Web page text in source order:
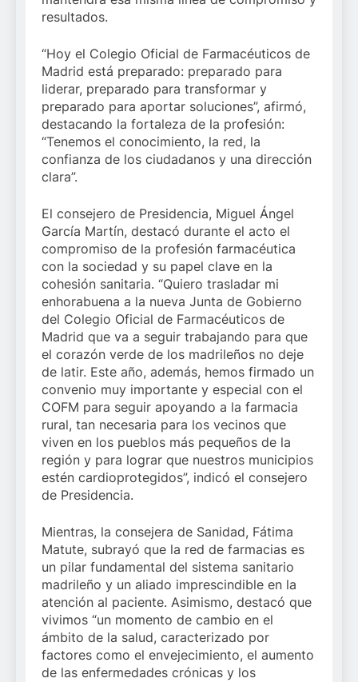
resultados.
“Hoy el Colegio Oficial de Farmacéuticos de
Madrid está preparado: preparado para
liderar, preparado para transformar y
preparado para aportar soluciones”, afirmó,
destacando la fortaleza de la profesión:
“Tenemos el conocimiento, la red, la
confianza de los ciudadanos y una dirección
clara”.
El consejero de Presidencia, Miguel Ángel
García Martín, destacó durante el acto el
compromiso de la profesión farmacéutica
con la sociedad y su papel clave en la
cohesión sanitaria. “Quiero trasladar mi
enhorabuena a la nueva Junta de Gobierno
del Colegio Oficial de Farmacéuticos de
Madrid que va a seguir trabajando para que
el corazón verde de los madrileños no deje
de latir. Este año, además, hemos firmado un
convenio muy importante y especial con el
COFM para seguir apoyando a la farmacia
rural, tan necesaria para los vecinos que
viven en los pueblos más pequeños de la
región y para lograr que nuestros municipios
estén cardioprotegidos”, indicó el consejero
de Presidencia.
Mientras, la consejera de Sanidad, Fátima
Matute, subrayó que la red de farmacias es
un pilar fundamental del sistema sanitario
madrileño y un aliado imprescindible en la
atención al paciente. Asimismo, destacó que
vivimos “un momento de cambio en el
ámbito de la salud, caracterizado por
factores como el envejecimiento, el aumento
de las enfermedades crónicas y los